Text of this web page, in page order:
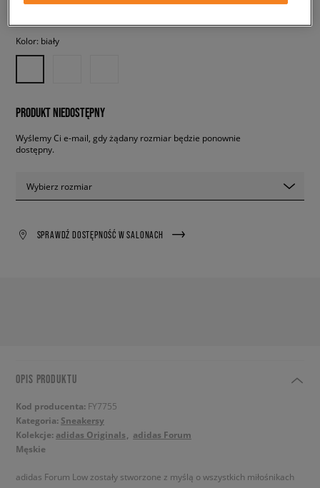
✛ 140 PKT. WSIZEERCLUB
Kolor: biały
PRODUKT NIEDOSTĘPNY
Wyślemy Ci e-mail, gdy żądany rozmiar będzie ponownie
dostępny.
Wybierz rozmiar
SPRAWDŹ DOSTĘPNOŚĆ W SALONACH
OPIS PRODUKTU
Kod producenta: FY7755
Kategoria: Sneakersy
Kolekcje: adidas Originals
adidas Forum
Męskie
adidas Forum Low zostały stworzone z myślą o wszystkich miłośnikach